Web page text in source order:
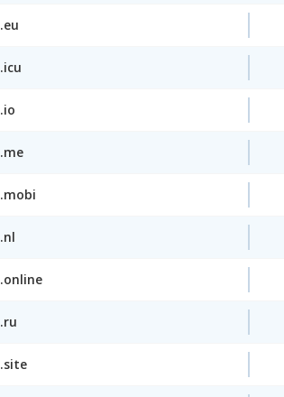
.eu
.icu
.io
.me
.mobi
.nl
.online
.ru
.site